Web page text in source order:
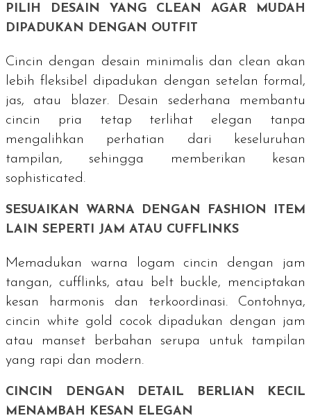
PILIH DESAIN YANG CLEANAGAR MUDAH
DIPADUKAN DENGAN OUTFIT
Cincin dengan desain minimalis dan clean akan
lebih fleksibel dipadukan dengan setelan formal,
jas, atau
blazer. Desain sederhana membantu
cincin pria tetap terlihat elegan tanpa
mengalihkan perhatian dari keseluruhan
tampilan, sehingga memberikan kesan
sophisticated.
SESUAIKAN WARNA DENGAN
FASHION ITEM
LAIN SEPERTI JAM ATAU CUFFLINKS
Memadukan warna logam cincin dengan jam
tangan, cufflinks, atau belt buckle, menciptakan
kesan harmonis dan terkoordinasi. Contohnya,
cincin white gold cocok dipadukan dengan jam
atau manset berbahan serupa untuk tampilan
yang rapi dan modern.
CINCIN DENGAN DETAIL BERLIAN KECIL
MENAMBAH KESAN ELEGAN